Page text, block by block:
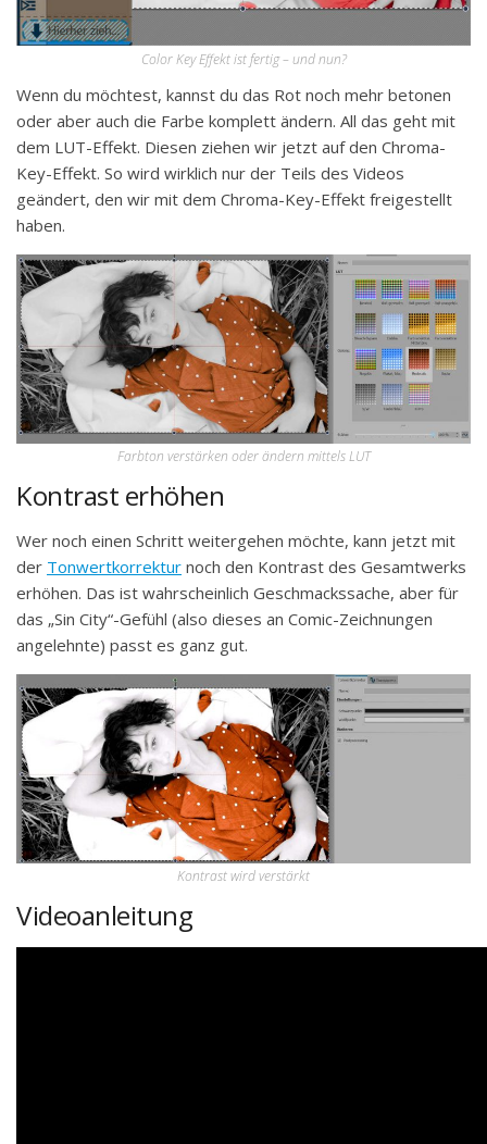
Color Key Effekt ist fertig – und nun?
Wenn du möchtest, kannst du das Rot noch mehr betonen
oder aber auch die Farbe komplett ändern. All das geht mit
dem LUT-Effekt. Diesen ziehen wir jetzt auf den Chroma-
Key-Effekt. So wird wirklich nur der Teils des Videos
geändert, den wir mit dem Chroma-Key-Effekt freigestellt
haben.
Farbton verstärken oder ändern mittels LUT
Kontrast erhöhen
Wer noch einen Schritt weitergehen möchte, kann jetzt mit
der Tonwertkorrektur noch den Kontrast des Gesamtwerks
erhöhen. Das ist wahrscheinlich Geschmackssache, aber für
das „Sin City“-Gefühl (also dieses an Comic-Zeichnungen
angelehnte) passt es ganz gut.
Kontrast wird verstärkt
Videoanleitung